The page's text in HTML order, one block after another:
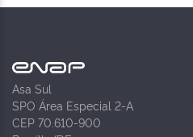
Asa Sul
SPO Área Especial 2-A
CEP 70.610-900